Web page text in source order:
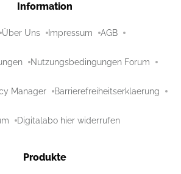
Information
Über Uns Impressum AGB
Nutzungsbedingungen Forum
Manager Barrierefreiheitserklaerung
Digitalabo hier widerrufen
Produkte